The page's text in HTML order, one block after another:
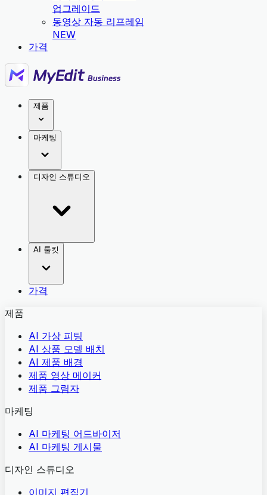
업그레이드
동영상 자동 리프레임
NEW
가격
제품
마케팅
디자인 스튜디오
AI 툴킷
가격
제품
AI 가상 피팅
AI 상품 모델 배치
AI 제품 배경
제품 영상 메이커
제품 그림자
마케팅
AI 마케팅 어드바이저
AI 마케팅 게시물
디자인 스튜디오
이미지 편집기